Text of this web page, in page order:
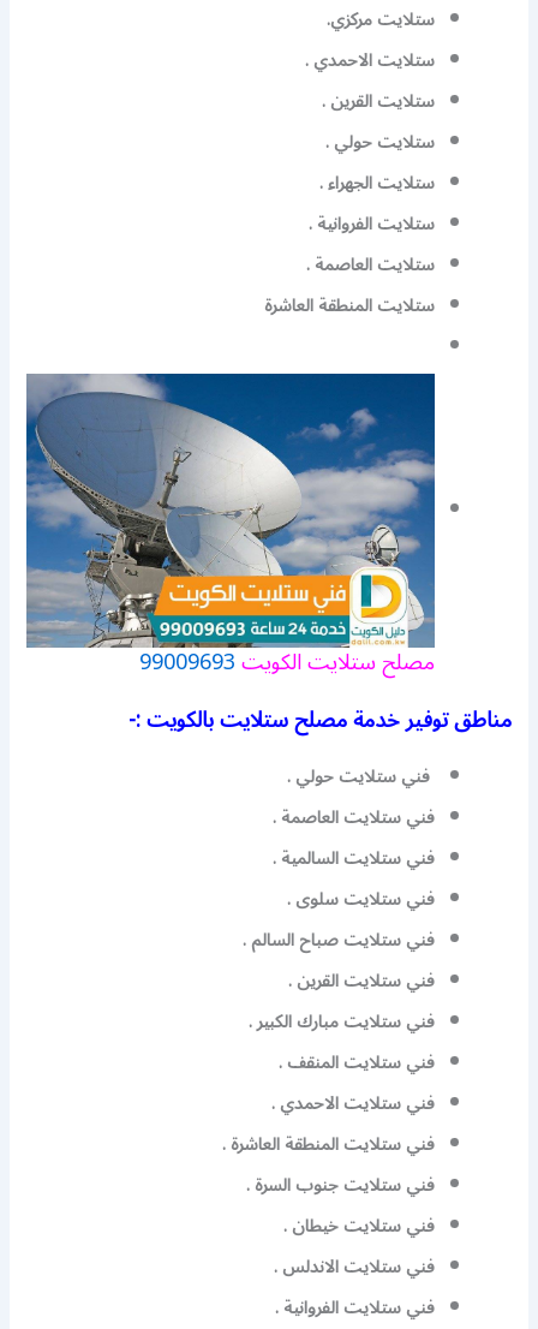
ستلايت مركزي.
ستلايت الاحمدي .
ستلايت القرين .
ستلايت حولي .
ستلايت الجهراء .
ستلايت الفروانية .
ستلايت العاصمة .
ستلايت المنطقة العاشرة
مصلح ستلايت الكويت99009693
مناطق توفير خدمة مصلح ستلايت بالكويت :-
فني ستلايت حولي .
فني ستلايت العاصمة .
فني ستلايت السالمية .
فني ستلايت سلوى .
فني ستلايت صباح السالم .
فني ستلايت القرين .
فني ستلايت مبارك الكبير .
فني ستلايت المنقف .
فني ستلايت الاحمدي .
فني ستلايت المنطقة العاشرة .
فني ستلايت جنوب السرة .
فني ستلايت خيطان .
فني ستلايت الاندلس .
فني ستلايت الفروانية .